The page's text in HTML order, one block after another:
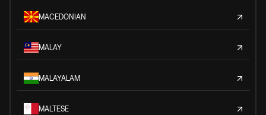
MACEDONIAN
MALAY
MALAYALAM
MALTESE